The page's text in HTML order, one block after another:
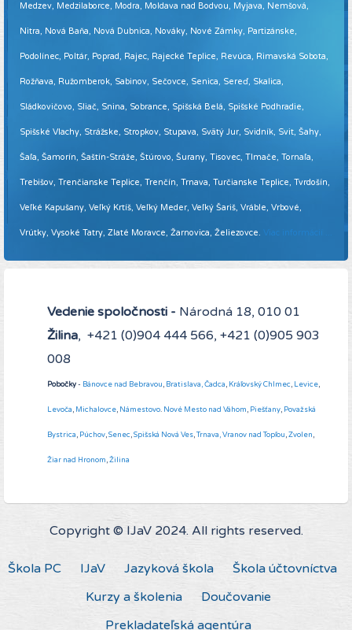
Medzev, Medzilaborce, Modra, Moldava nad Bodvou, Myjava, Nemšová,
Nitra, Nová Baňa, Nová Dubnica, Nováky, Nové Zámky, Partizánske,
Podolínec, Poltár, Poprad, Rajec, Rajecké Teplice, Revúca, Rimavská Sobota,
Rožňava, Ružomberok, Sabinov, Sečovce, Senica, Sereď, Skalica,
Sládkovičovo, Sliač, Snina, Sobrance, Spišská Belá, Spišské Podhradie,
Spišské Vlachy, Strážske, Stropkov, Stupava, Svätý Jur, Svidník, Svit, Šahy,
Šaľa, Šamorín, Šaštín-Stráže, Štúrovo, Šurany, Tisovec, Tlmače, Tornaľa,
Trebišov, Trenčianske Teplice, Trenčín, Trnava, Turčianske Teplice, Tvrdošín,
Veľké Kapušany, Veľký Krtíš, Veľký Meder, Veľký Šariš, Vráble, Vrbové,
Vrútky, Vysoké Tatry, Zlaté Moravce, Žarnovica, Želiezovce. Viac informácií ...
Vedenie spoločnosti - Národná 18, 010 01
Žilina, +421 (0)904 444 566, +421 (0)905 903
008
Pobočky- Bánovce nad Bebravou, Bratislava,Čadca, Kráľovský Chlmec, Levice,
Levoča, Michalovce, Námestovo. Nové Mesto nad Váhom, Piešťany, Považská
Bystrica, Púchov,Senec,Spišská Nová Ves,Trnava,Vranov nad Topľou,Zvolen,
Žiar nad Hronom,Žilina
Copyright © IJaV 2024. All rights reserved.
Škola PC IJaV Jazyková škola
Škola účtovníctva
Kurzy a školenia
Doučovanie
Prekladateľská agentúra